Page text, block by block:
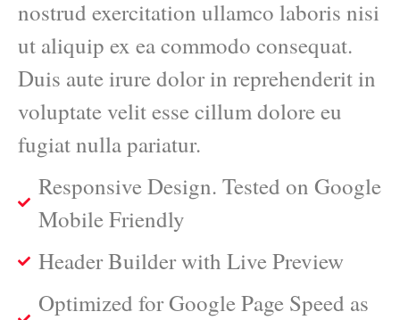
nostrud exercitation ullamco laboris nisi
ut aliquip ex ea commodo consequat.
Duis aute irure dolor in reprehenderit in
voluptate velit esse cillum dolore eu
fugiat nulla pariatur.
Responsive Design. Tested on Google
Mobile Friendly
Header Builder with Live Preview
Optimized for Google Page Speed as